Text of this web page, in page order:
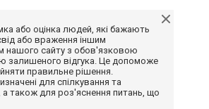
або оцінка людей, які бажають
або враження іншим
нашого сайту з обов'язковою
залишеного відгука. Це допоможе
правильне рішення.
для спілкування та
а також для роз'яснення питань, що